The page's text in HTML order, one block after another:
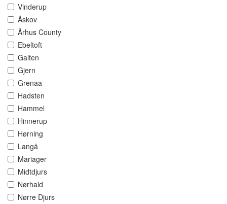
Vinderup
Åskov
Århus County
Ebeltoft
Galten
Gjern
Grenaa
Hadsten
Hammel
Hinnerup
Hørning
Langå
Mariager
Midtdjurs
Nørhald
Nørre Djurs